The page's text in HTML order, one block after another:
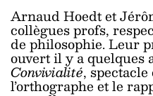
Arnaud Hoedt et
collègues profs,
de philosophie. Leur
ouvert il y a quelques
Convivialité,
l’orthographe et le